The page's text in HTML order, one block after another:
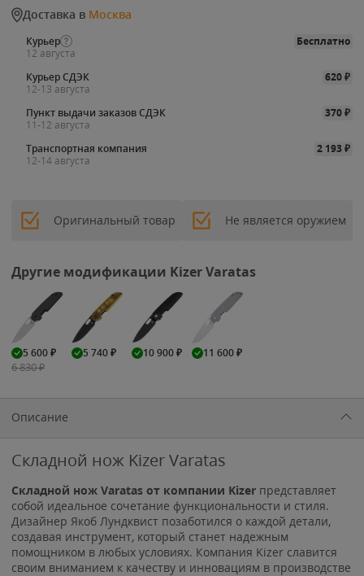
Доставка в Москва
Курьер
Бесплатно
12 августа
Курьер СДЭК
620₽
12-13 августа
Пункт выдачи заказов СДЭК
370₽
11-12 августа
Транспортная компания
2 193₽
12-14 августа
Оригинальный товар Не является оружием
Другие модификации Kizer Varatas
5 600₽
6 830₽
5 740₽ 10 900₽ 11 600₽
Описание
Складной нож Kizer Varatas
Складной нож Varatas от компании Kizer представляет
собой идеальное сочетание функциональности и стиля.
Дизайнер Якоб Лундквист позаботился о каждой детали,
создавая инструмент, который станет надежным
помощником в любых условиях. Компания Kizer славится
своим вниманием к качеству и инновациям в производстве